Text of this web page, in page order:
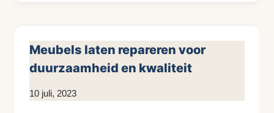
Meubels laten repareren voor
duurzaamheid en kwaliteit
Door
10 juli, 2023